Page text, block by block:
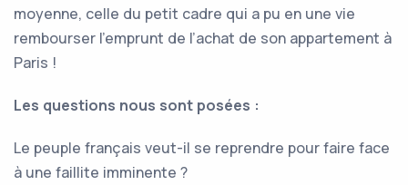
moyenne, celle du petit cadre qui a pu en une vie
rembourser l’emprunt de l’achat de son appartement à
Paris !
Les questions nous sont posées :
Le peuple français veut-il se reprendre pour faire face
à une faillite imminente ?